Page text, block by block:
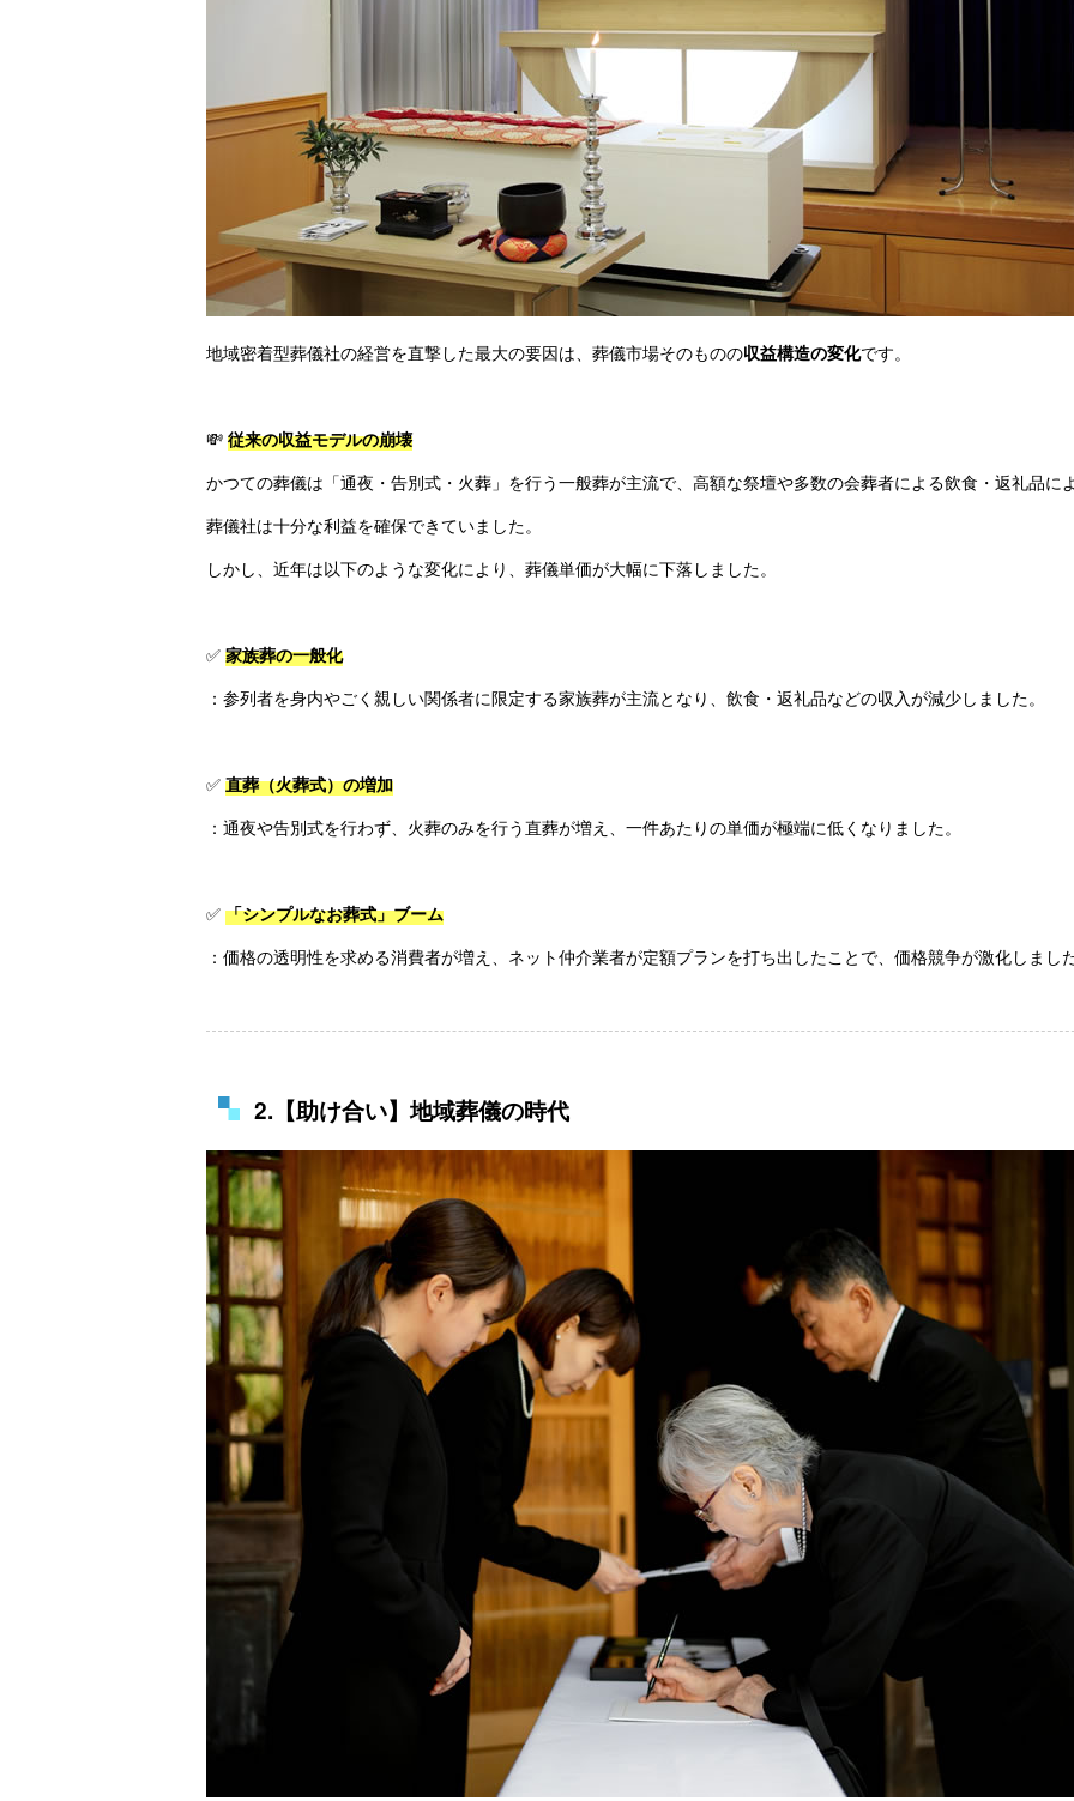
地域密着型葬儀社の経営を直撃した最大の要因は、葬儀市場そのものの収益構造の変化です。
💸 従来の収益モデルの崩壊
かつての葬儀は「通夜・告別式・火葬」を行う一般葬が主流で、高額な祭壇や多数の会葬者による飲食・返礼品に
葬儀社は十分な利益を確保できていました。
しかし、近年は以下のような変化により、葬儀単価が大幅に下落しました。
✅ 家族葬の一般化
：参列者を身内やごく親しい関係者に限定する家族葬が主流となり、飲食・返礼品などの収入が減少しました。
✅ 直葬（火葬式）の増加
：通夜や告別式を行わず、火葬のみを行う直葬が増え、一件あたりの単価が極端に低くなりました。
✅ 「シンプルなお葬式」ブーム
：価格の透明性を求める消費者が増え、ネット仲介業者が定額プランを打ち出したことで、価格競争が激化しまし
2.【助け合い】地域葬儀の時代